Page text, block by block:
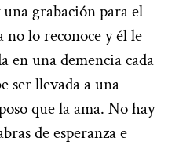
grabación para el
no lo reconoce y él le
en una demencia cada
ser llevada a una
que la ama. No hay
de esperanza e